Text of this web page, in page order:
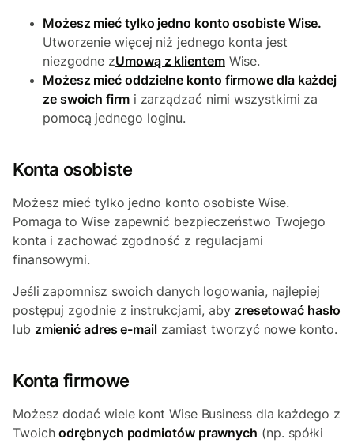
Możesz mieć tylko jedno konto osobiste Wise.
Utworzenie więcej niż jednego konta jest
niezgodne zUmową z klientemWise.
Możesz mieć oddzielne konto firmowe dla każdej
ze swoich firmi zarządzać nimi wszystkimi za
pomocą jednego loginu.
Konta osobiste
Możesz mieć tylko jedno konto osobiste Wise.
Pomaga to Wise zapewnić bezpieczeństwo Twojego
konta i zachować zgodność z regulacjami
finansowymi.
Jeśli zapomnisz swoich danych logowania, najlepiej
postępuj zgodnie z instrukcjami, aby zresetować hasło
lub zmienić adres e-mail zamiast tworzyć nowe konto.
Konta firmowe
Możesz dodać wiele kont Wise Business dla każdego z
Twoichodrębnych podmiotów prawnych (np. spółki